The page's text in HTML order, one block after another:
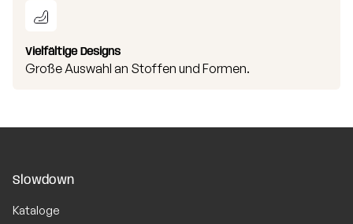
Vielfältige Designs
Große Auswahl an Stoffen und Formen.
Slowdown
Kataloge